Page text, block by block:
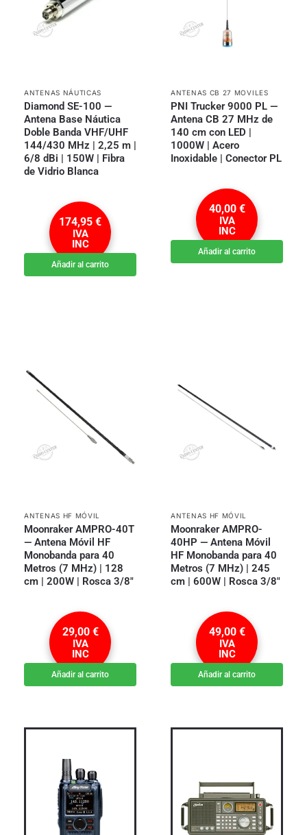
ANTENAS NÁUTICAS
Diamond SE-100 —
Antena Base Náutica
Doble Banda VHF/UHF
144/430 MHz | 2,25 m |
6/8 dBi | 150W | Fibra
de Vidrio Blanca
174,95 €
IVA
INC
Añadir al carrito
ANTENAS CB 27 MOVILES
PNI Trucker 9000 PL —
Antena CB 27 MHz de
140 cm con LED |
1000W | Acero
Inoxidable | Conector PL
40,00 €
IVA
INC
Añadir al carrito
ANTENAS HF MÓVIL
Moonraker AMPRO-40T
— Antena Móvil HF
Monobanda para 40
Metros (7 MHz) | 128
cm | 200W | Rosca 3/8″
29,00 €
IVA
INC
Añadir al carrito
ANTENAS HF MÓVIL
Moonraker AMPRO-
40HP — Antena Móvil
HF Monobanda para 40
Metros (7 MHz) | 245
cm | 600W | Rosca 3/8″
49,00 €
IVA
INC
Añadir al carrito